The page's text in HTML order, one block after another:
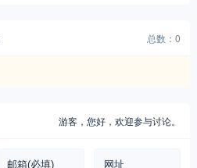
总数：0
游客，您好，欢迎参与讨论。